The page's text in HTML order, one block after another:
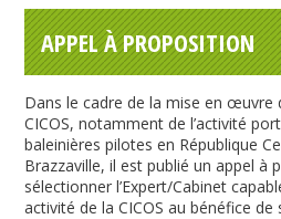
APPEL À PROPOSITION
Dans le cadre de la mise en œuvre
CICOS, notamment de l’activité
baleinières pilotes en République
Brazzaville, il est publié un appel à
sélectionner l’Expert/Cabinet
activité de la CICOS au bénéfice